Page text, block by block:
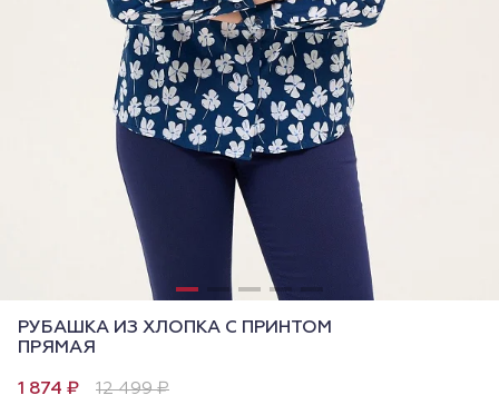
РУБАШКА ИЗ ХЛОПКА С ПРИНТОМ
ПРЯМАЯ
1 874 ₽ 12 499 ₽